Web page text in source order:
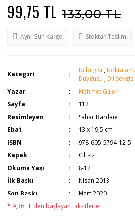
99,75 TL 133,00 TL
Aynı Gün Kargo Stoktan Teslim
Kategori
Dilbilgisi ,
Duygusu , Dil sevgisi
Yazar
Mehmet Güler
Sayfa
112
Resimleyen
Sahar Bardaie
Ebat
13 x 19,5 cm
ISBN
978-605-5794-12-5
Kapak
Ciltsiz
Okuma Yaşı
8-12
İlk Baskı
Nisan 2013
Son Baskı
Mart 2020
* 9,36 TL den başlayan taksitlerle!